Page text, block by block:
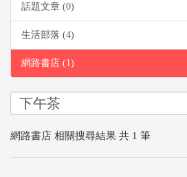
話題文章 (0)
生活部落 (4)
網路書店 (1)
網路書店 相關搜尋結果 共 1 筆